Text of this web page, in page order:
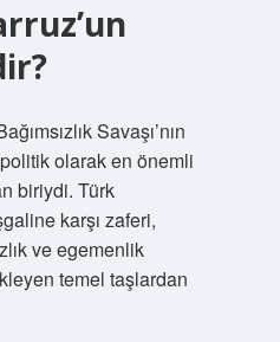
Savaşı’nın
olarak en önemli
biriydi. Türk
karşı zaferi,
ve egemenlik
temel taşlardan